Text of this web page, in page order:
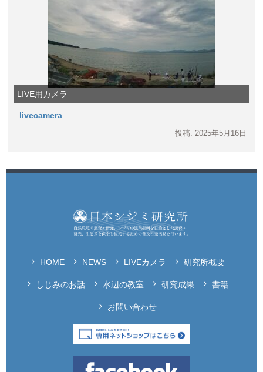
LIVE用カメラ
livecamera
投稿: 2025年5月16日
HOME NEWS LIVEカメラ 研究所概要
しじみのお話 水辺の教室 研究成果 書籍
お問い合わせ